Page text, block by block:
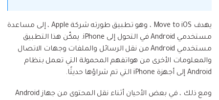
استعادة الصور
إصلاح الفيديو
نقل WhatsApp
Mutsapper(سابق Wutsapper)
نقل بيانات WhatsApp و WhatsApp Business بدون
إعادة ضبط المصنع.
نقل بيانات الهاتف وبيانات WhatsApp والملفات بين
يهدف Move to iOS ، وهو تطبيق طورته شركة Apple ، إلى مساعدة
مستخدمي Android في التحول إلى iPhone. يمكّن هذا التطبيق
مستخدمي Android من نقل الرسائل والملفات وجهات الاتصال
والمعلومات الأخرى من هواتفهم المحمولة التي تعمل بنظام
Android إلى أجهزة iPhone التي تم شراؤها حديثًا.
ومع ذلك ، في بعض الأحيان أثناء نقل المحتوى من جهاز Android